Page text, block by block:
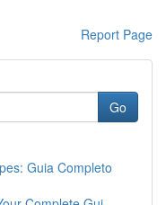
Report Page
Go
Guia Completo